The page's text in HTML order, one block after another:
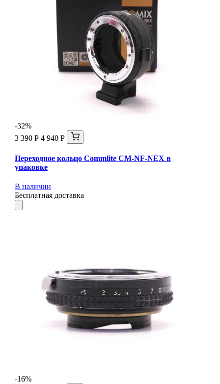
-32%
3 390 Р 4 940 Р
Переходное кольцо Commlite CM-NF-NEX в
упаковке
В наличии
Бесплатная доставка
-16%